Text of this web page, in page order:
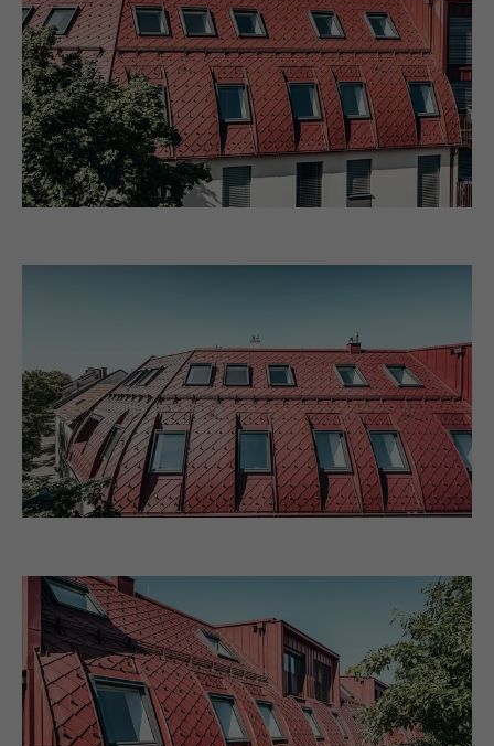
Anbieter LinkedIn
Laufzeit 29 Tage
Zweck
Wird verwendet, um Besucher auf
mehreren Webseiten zu verfolgen, um
relevante Werbung basierend auf den
Präferenzen des Besuchers zu
LinkedIn
Laufzeit 1 Tag
Zweck
Verwendet vom Social-Networking-Dienst
LinkedIn für die Verfolgung der
Verwendung von eingebetteten
Name lissc
Anbieter LinkedIn
Laufzeit 1 Jahr